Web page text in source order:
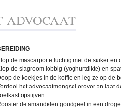
ADVOCAAT
de mascarpone luchtig met de suiker en
de slagroom lobbig (yoghurtdikte) en
de koekjes in de koffie en leg ze op de
het advocaatmengsel erover en laat
opstijven.
de amandelen goudgeel in een